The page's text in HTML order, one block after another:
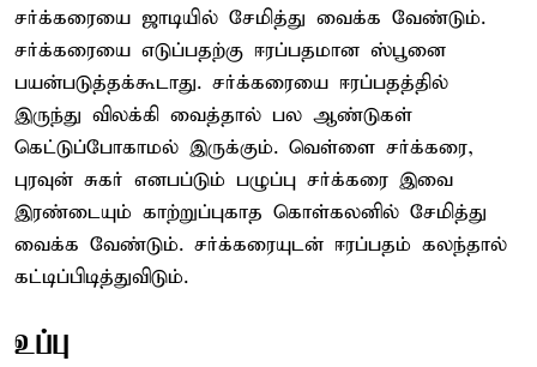
சர்க்கரையை ஜாடியில் சேமித்து வைக்க வேண்டும்.
சர்க்கரையை எடுப்பதற்கு ஈரப்பதமான ஸ்பூனை
பயன்படுத்தக்கூடாது. சர்க்கரையை ஈரப்பதத்தில்
இருந்து விலக்கி வைத்தால் பல ஆண்டுகள்
கெட்டுப்போகாமல் இருக்கும். வெள்ளை சர்க்கரை,
புரவுன் சுகர் எனபப்டும் பழுப்பு சர்க்கரை இவை
இரண்டையும் காற்றுப்புகாத கொள்கலனில் சேமித்து
வைக்க வேண்டும். சர்க்கரையுடன் ஈரப்பதம் கலந்தால்
கட்டிப்பிடித்துவிடும்.
உப்பு